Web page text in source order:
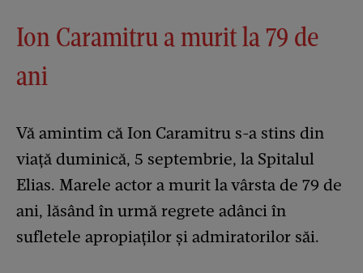
Ion Caramitru a murit la 79 de
ani
Vă amintim că Ion Caramitru s-a stins din
viață duminică, 5 septembrie, la Spitalul
Elias. Marele actor a murit la vârsta de 79 de
ani, lăsând în urmă regrete adânci în
sufletele apropiaților și admiratorilor săi.